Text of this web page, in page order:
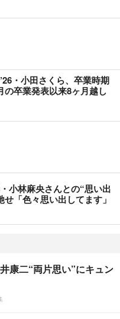
・小田さくら、卒業時期
卒業発表以来8ヶ月越し
小林麻央さんとの“思い出
「色々思い出してます」
康二“両片思い”にキュン